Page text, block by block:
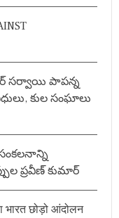
సర్వాయి పాపన్న
కుల సంఘాలు
ప్రవీణ్ కుమార్
भारत छोड़ो आंदोलन